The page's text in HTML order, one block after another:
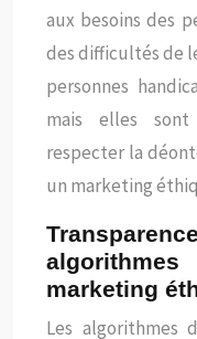
aux besoins des
des difficultés de
personnes
mais elles
respecter la
un marketing
marketing
Les algorithmes